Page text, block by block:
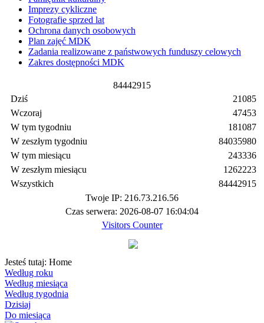
Imprezy cykliczne
Fotografie sprzed lat
Ochrona danych osobowych
Plan zajęć MDK
Zadania realizowane z państwowych funduszy celowych
Zakres dostępności MDK
8444291 5
Dziś
Wczoraj
W tym tygodniu
W zeszłym tygodniu
W tym miesiącu
W zeszłym miesiącu
Wszystkich
21085
47453
181087
84035980
243336
1262223
84442915
Twoje IP: 216.73.216.56
Czas serwera: 2026-08-07 16:04:04
Visitors Counter
Jesteś tutaj: Home
Według roku
Według miesiąca
Według tygodnia
Dzisiaj
Do miesiąca